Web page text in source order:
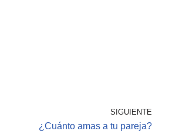
SIGUIENTE
¿Cuánto amas a tu pareja?